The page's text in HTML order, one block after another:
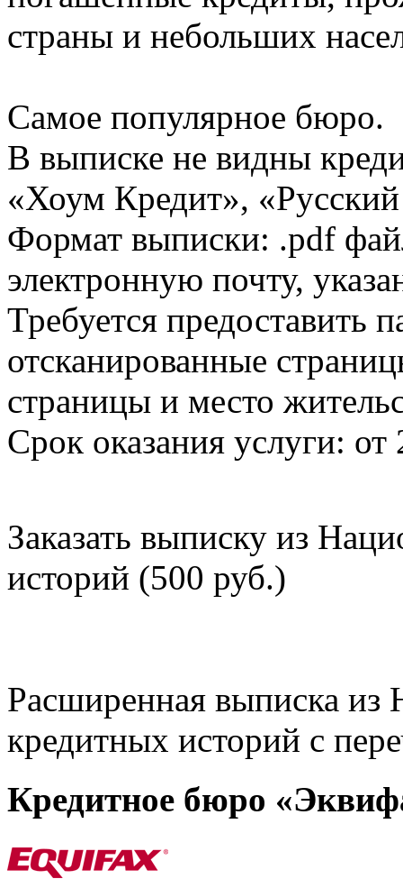
страны и небольших
Самое популярное бюро.
В выписке не видны
«Хоум Кредит»,
Формат выписки: .pdf
электронную почту,
Требуется предоставить
отсканированные
страницы и место
Срок оказания услуги: от
Заказать выписку из
историй (500 руб.)
Расширенная выписка из
кредитных историй с
Кредитное бюро